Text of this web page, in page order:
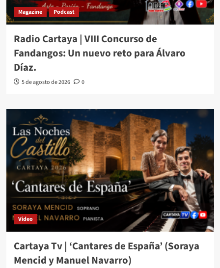
Magazine Podcast
Radio Cartaya | VIII Concurso de
Fandangos: Un nuevo reto para Álvaro
Díaz.
5 de agosto de 2026 0
Video
Cartaya Tv | ‘Cantares de España’ (Soraya
Mencid y Manuel Navarro)